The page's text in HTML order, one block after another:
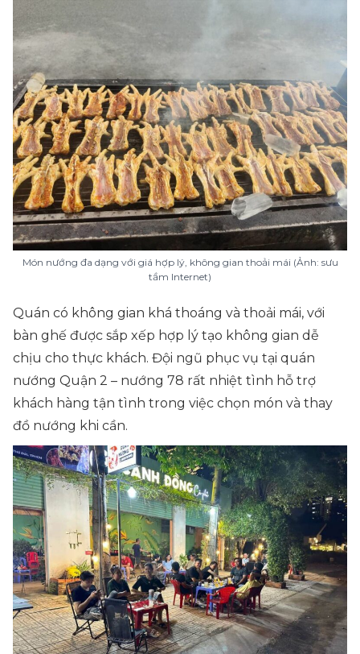
Món nướng đa dạng với giá hợp lý, không gian thoải mái (Ảnh: sưu
tầm Internet)
Quán có không gian khá thoáng và thoải mái, với
bàn ghế được sắp xếp hợp lý tạo không gian dễ
chịu cho thực khách. Đội ngũ phục vụ tại quán
nướng Quận 2 – nướng 78 rất nhiệt tình hỗ trợ
khách hàng tận tình trong việc chọn món và thay
đồ nướng khi cần.